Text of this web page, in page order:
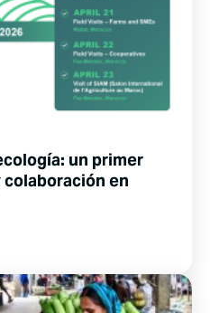
un primer
en